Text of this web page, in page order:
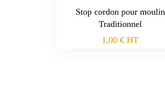
Stop cordon pour moulin
Traditionnel
1,00 € HT